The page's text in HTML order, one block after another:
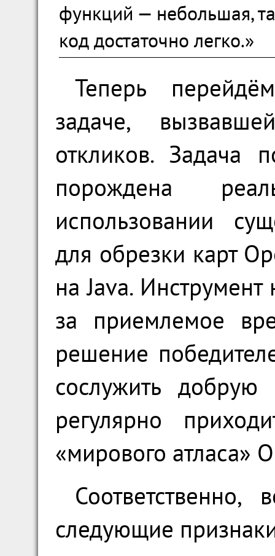
функций — небольшая,
код достаточно легко.»
Теперь
задаче,
откликов. Задача
порождена
использовании
для обрезки карт
на Java.
за приемлемое
решение
сослужить
регулярно
«мирового атласа»
Соответственно,
следующие